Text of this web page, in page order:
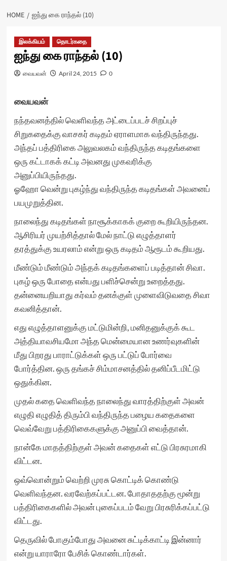
HOME ஐந்து கை ராந்தல் (10)
இலக்கியம் தொடர்கதை
ஐந்து கை ராந்தல் (10)
வையவன் April 24, 2015 0
வையவன்
நந்தவனத்தில் வெளிவந்த அட்டைப்படச் சிறப்புச்
சிறுகதைக்கு வாசகர் கடிதம் ஏராளமாக வந்திருந்தது.
அந்தப் பத்திரிகை அலுவலகம் வந்திருந்த கடிதங்களை
ஒரு கட்டாகக் கட்டி அவனது முகவரிக்கு
அனுப்பியிருந்தது.
ஓஹோ வென்று புகழ்ந்து வந்திருந்த கடிதங்கள் அவனைப்
பயமுறுத்தின.
நாலைந்து கடிதங்கள் நாசூக்காகக் குறை கூறியிருந்தன.
ஆசிரியர் முயற்சித்தால் மேல் நாட்டு எழுத்தாளர்
தரத்துக்கு உயரலாம் என்று ஒரு கடிதம் ஆரூடம் கூறியது.
மீண்டும் மீண்டும் அந்தக் கடிதங்களைப் படித்தான் சிவா.
புகழ் ஒரு போதை என்பது பளிச்சென்று உறைத்தது.
தன்னையறியாது கர்வம் தனக்குள் முளைவிடுவதை சிவா
கவனித்தான்.
எது எழுத்தாளனுக்கு மட்டுமின்றி, மனிதனுக்குக் கூட
அத்தியாவசியமோ அந்த மென்மையான உணர்வுகளின்
மீது பிறரது பாராட்டுக்கள் ஒரு பட்டுப் போர்வை
போர்த்தின. ஒரு தங்கச் சிம்மாசனத்தில் தனிப்பீடமிட்டு
ஒதுக்கின.
முதல் கதை வெளிவந்த நாலைந்து வாரத்திற்குள் அவன்
எழுதி எழுதித் திரும்பி வந்திருந்த பழைய கதைகளை
வெவ்வேறு பத்திரிகைகளுக்கு அனுப்பி வைத்தான்.
நான்கே மாதத்திற்குள் அவன் கதைகள் எட்டு பிரசுரமாகி
விட்டன.
ஒவ்வொன்றும் வெற்றி முரசு கொட்டிக் கொண்டு
வெளிவந்தன. வரவேற்கப்பட்டன. போதாததற்கு மூன்று
பத்திரிகைகளில் அவன் புகைப்படம் வேறு பிரசுரிக்கப்பட்டு
விட்டது.
தெருவில் போகும்போது அவனை சுட்டிக்காட்டி இன்னார்
என்று யாராரோ பேசிக் கொண்டார்கள்.